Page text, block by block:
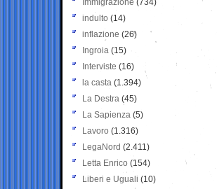
Immigrazione (734)
indulto (14)
inflazione (26)
Ingroia (15)
Interviste (16)
la casta (1.394)
La Destra (45)
La Sapienza (5)
Lavoro (1.316)
LegaNord (2.411)
Letta Enrico (154)
Liberi e Uguali (10)